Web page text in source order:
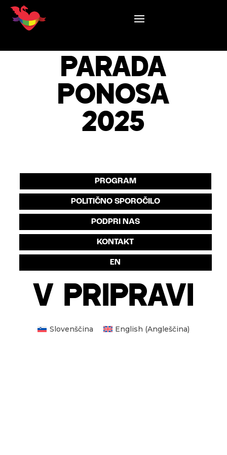
PARADA
PONOSA
2025
PROGRAM
POLITIČNO SPOROČILO
PODPRI NAS
KONTAKT
EN
V PRIPRAVI
Slovenščina English (Angleščina)